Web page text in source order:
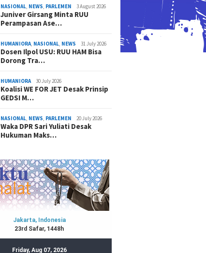
NASIONAL NEWS PARLEMEN 3 August 2026
Juniver Girsang Minta RUU
Perampasan Ase…
HUMANIORA NASIONAL NEWS 31 July 2026
Dosen Ilpol USU: RUU HAM Bisa
Dorong Tra…
HUMANIORA 30 July 2026
Koalisi WE FOR JET Desak Prinsip
GEDSI M…
NASIONAL NEWS PARLEMEN 20 July 2026
Waka DPR Sari Yuliati Desak
Hukuman Maks…